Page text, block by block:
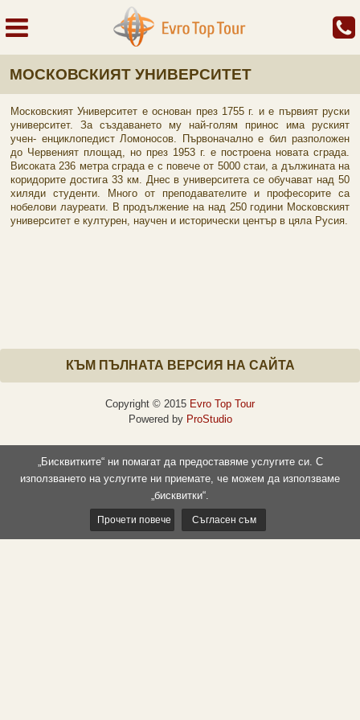
МОСКОВСКИЯТ УНИВЕРСИТЕТ
Московският Университет е основан през 1755 г. и е първият руски
университет. За създаването му най-голям принос има руският
учен- енциклопедист Ломоносов. Първоначално е бил разположен
до Червеният площад, но през 1953 г. е построена новата сграда.
Високата 236 метра сграда е с повече от 5000 стаи, а дължината на
коридорите достига 33 км. Днес в университета се обучават над 50
хиляди студенти. Много от преподавателите и професорите са
нобелови лауреати. В продължение на над 250 години Московският
университет е културен, научен и исторически център в цяла Русия.
КЪМ ПЪЛНАТА ВЕРСИЯ НА САЙТА
Copyright © 2015 Evro Top Tour
Powered by ProStudio
„Бисквитките“ ни помагат да предоставяме услугите си. С
използването на услугите ни приемате, че можем да използваме
„бисквитки“.
Прочети повече Съгласен съм